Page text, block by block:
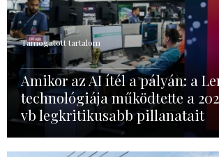
Támogatott tartalom
Amikor az AI ítél a pályán: a
technológiája működtette a
vb legkritikusabb pillanatait